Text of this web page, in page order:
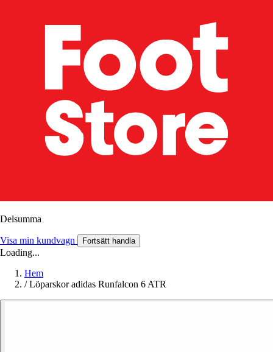
Delsumma
Visa min kundvagn Fortsätt handla
Loading...
Hem
/ Löparskor adidas Runfalcon 6 ATR